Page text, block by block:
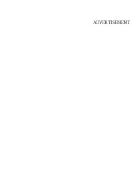
ADVERTISEMENT